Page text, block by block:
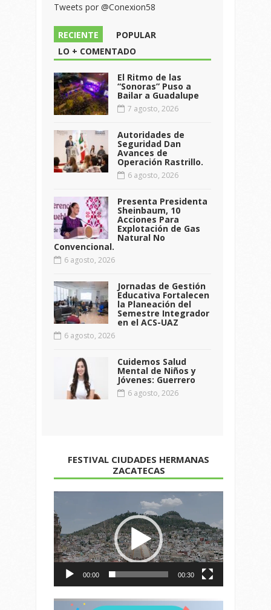
Tweets por @Conexion58
RECIENTE
POPULAR
LO + COMENTADO
El Ritmo de las
“Sonoras” Puso a
Bailar a Guadalupe
7 agosto, 2026
Autoridades de
Seguridad Dan
Avances de
Operación Rastrillo.
6 agosto, 2026
Presenta Presidenta
Sheinbaum, 10
Acciones Para
Explotación de Gas
Natural No
Convencional.
6 agosto, 2026
Jornadas de Gestión
Educativa Fortalecen
la Planeación del
Semestre Integrador
en el ACS-UAZ
6 agosto, 2026
Cuidemos Salud
Mental de Niños y
Jóvenes: Guerrero
6 agosto, 2026
FESTIVAL CIUDADES HERMANAS
ZACATECAS
de
vídeo
00:00 00:30